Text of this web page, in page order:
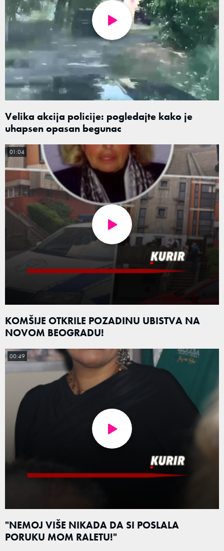
Velika akcija policije: pogledajte kako je
uhapsen opasan begunac
KOMŠIJE OTKRILE POZADINU UBISTVA NA
NOVOM BEOGRADU!
01:04
"NEMOJ VIŠE NIKADA DA SI POSLALA
PORUKU MOM RALETU!"
00:49